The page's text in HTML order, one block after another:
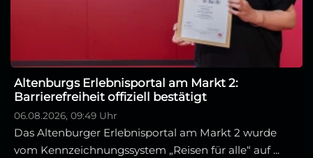
Altenburgs Erlebnisportal am Markt 2:
Barrierefreiheit offiziell bestätigt
06.08.2026, 09:49 Uhr
Das Altenburger Erlebnisportal am Markt 2 wurde
vom Kennzeichnungssystem „Reisen für alle“ auf ...